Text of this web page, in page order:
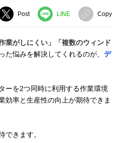
Post LINE Copy
業がしにくい」「複数のウィンド
た悩みを解決してくれるのが、 デ
ーを2つ同時に利用する作業環境
効率と生産性の向上が期待できま
できます。